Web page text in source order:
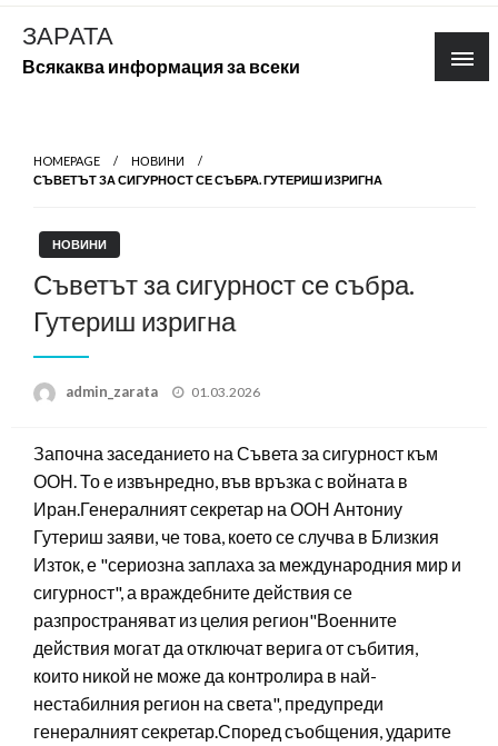
Skip
content
ЗАРАТА
Всякаква информация за всеки
HOMEPAGE
НОВИНИ
СЪВЕТЪТ ЗА СИГУРНОСТ СЕ СЪБРА. ГУТЕРИШ ИЗРИГНА
НОВИНИ
Съветът за сигурност се събра.
Гутериш изригна
admin_zarata
Posted
01.03.2026
Започна заседанието на Съвета за сигурност към
ООН. То е извънредно, във връзка с войната в
Иран.Генералният секретар на ООН Антониу
Гутериш заяви, че това, което се случва в Близкия
Изток, е "сериозна заплаха за международния мир и
сигурност", а враждебните действия се
разпространяват из целия регион"Военните
действия могат да отключат верига от събития,
които никой не може да контролира в най-
нестабилния регион на света", предупреди
генералният секретар.Според съобщения, ударите